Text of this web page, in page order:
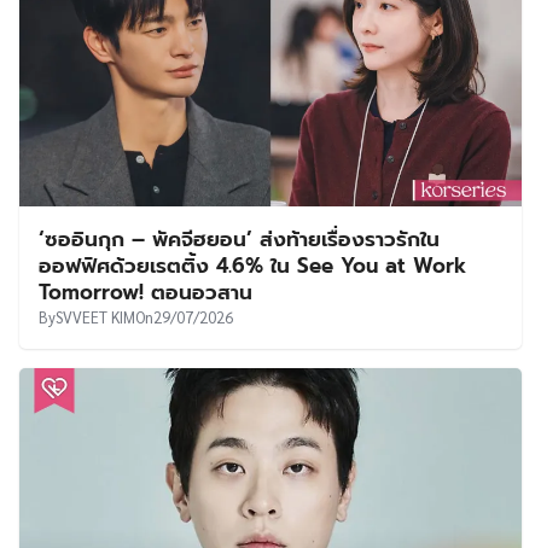
‘ซออินกุก – พัคจีฮยอน’ ส่งท้ายเรื่องราวรักใน
ออฟฟิศด้วยเรตติ้ง 4.6% ใน See You at Work
Tomorrow! ตอนอวสาน
BySVVEET KIMOn29/07/2026